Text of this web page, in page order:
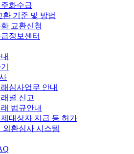
화수급
환 기준 및 방법
교환신청
정보센터
심사업무 안내
별 신고
법규안내
대상자 지급 등 허가
외환심사 시스템